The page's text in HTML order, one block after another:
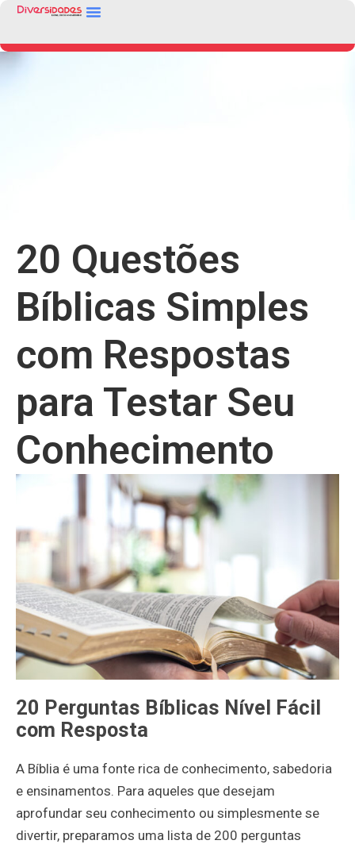
20 Questões
Bíblicas Simples
com Respostas
para Testar Seu
Conhecimento
20 Perguntas Bíblicas Nível Fácil
com Resposta
A Bíblia é uma fonte rica de conhecimento, sabedoria
e ensinamentos. Para aqueles que desejam
aprofundar seu conhecimento ou simplesmente se
divertir, preparamos uma lista de 200 perguntas